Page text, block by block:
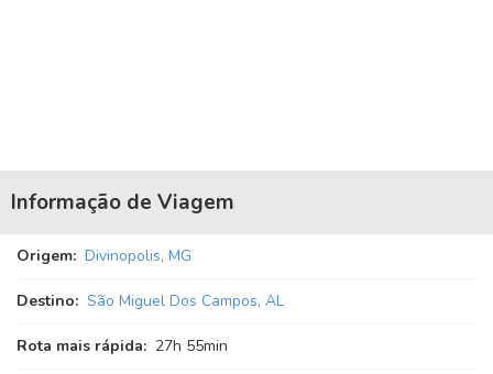
Informação de Viagem
Origem: Divinopolis, MG
Destino: São Miguel Dos Campos, AL
Rota mais rápida: 27h 55min